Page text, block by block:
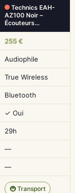
Technics EAH-
AZ100 Noir –
Écouteurs…
255 €
Audiophile
True Wireless
Bluetooth
✓ Oui
29h
—
—
🚇 Transport